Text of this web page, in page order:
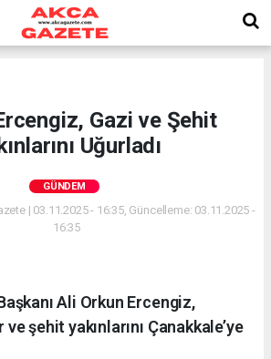
Gazi ve Şehit
Uğurladı
GÜNDEM
| 03.11.2025 - 16:35, Güncelleme: 03.11.2025 -
16:35
Ali Orkun Ercengiz,
şehit yakınlarını Çanakkale’ye